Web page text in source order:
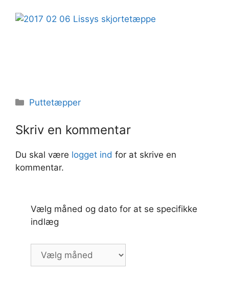
Kategorier
Puttetæpper
Skriv en kommentar
Du skal være logget ind for at skrive en
kommentar.
Vælg måned og dato for at se specifikke
indlæg
Vælg
måned